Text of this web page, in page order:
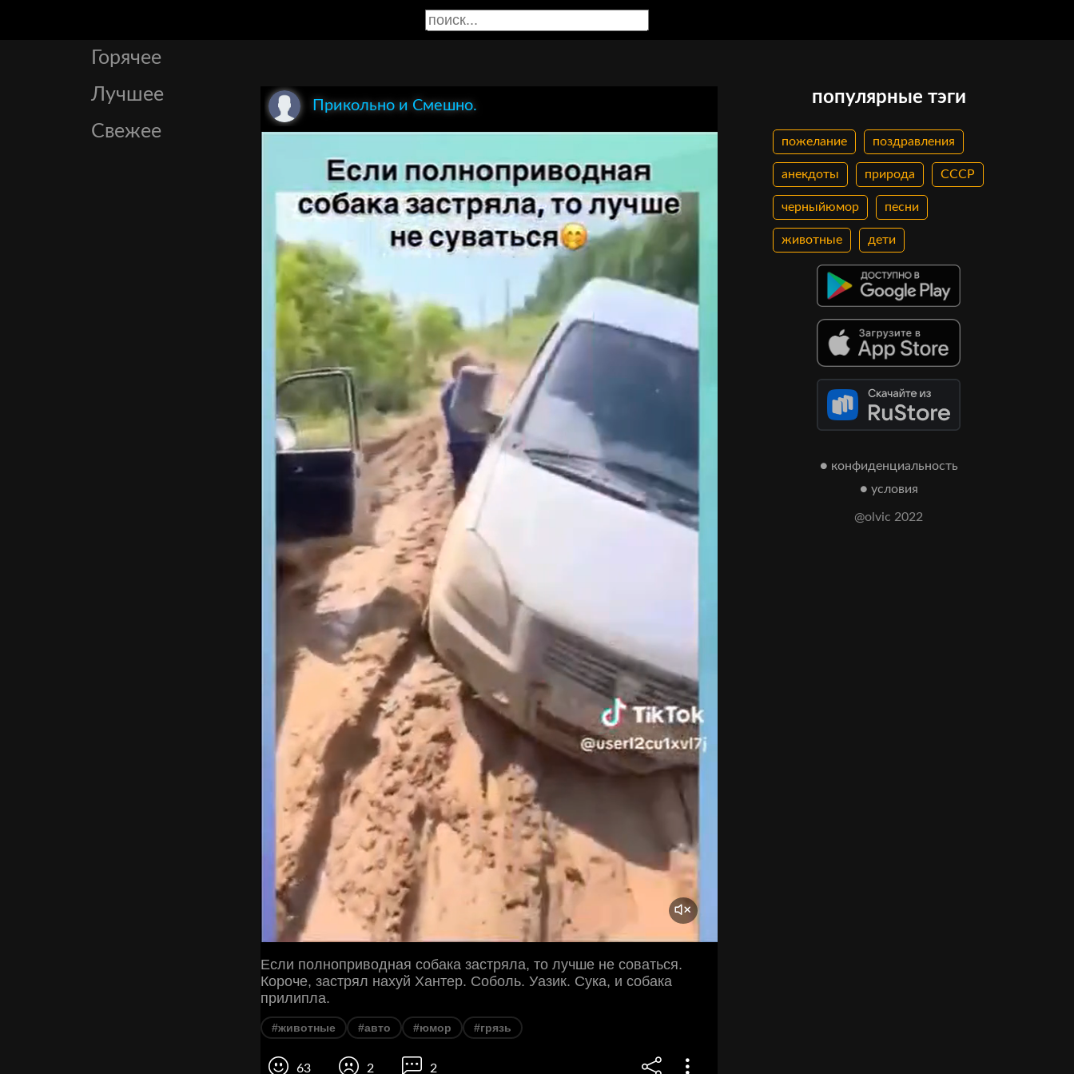
Горячее
Лучшее
Свежее
Прикольно и Смешно.
Если полноприводная собака застряла, то лучше не соваться.
Короче, застрял нахуй Хантер. Соболь. Уазик. Сука, и собака
прилипла.
#животные #авто #юмор #грязь
63 2 2
популярные тэги
пожелание поздравления
анекдоты природа СССР
черныйюмор песни
животные дети
● конфиденциальность
● условия
@olvic 2022